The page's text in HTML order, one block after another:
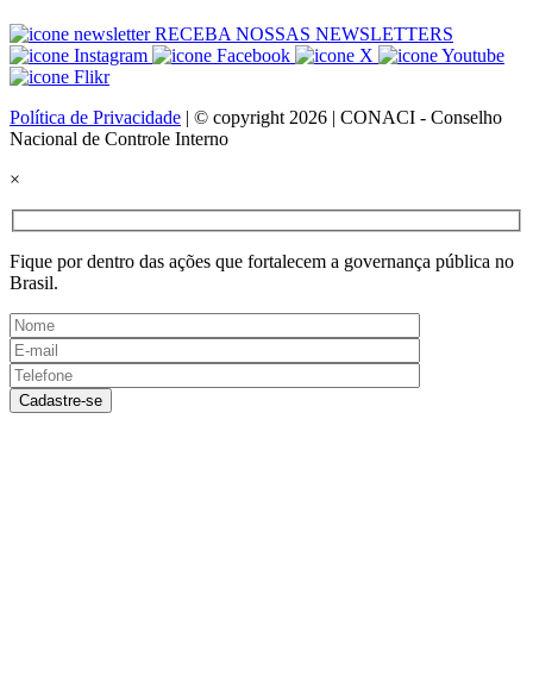
RECEBA NOSSAS NEWSLETTERS
Política de Privacidade | © copyright 2026 | CONACI - Conselho
Nacional de Controle Interno
×
Fique por dentro das ações que fortalecem a governança pública no
Brasil.